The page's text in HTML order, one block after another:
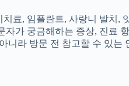
료, 임플란트, 사랑니 발치
가 궁금해하는 증상, 진료
라 방문 전 참고할 수 있는